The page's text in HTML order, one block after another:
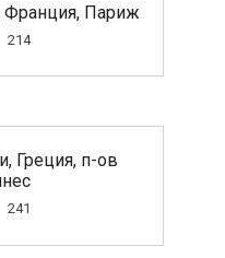
Франция, Париж
214
Греция, п-ов
241